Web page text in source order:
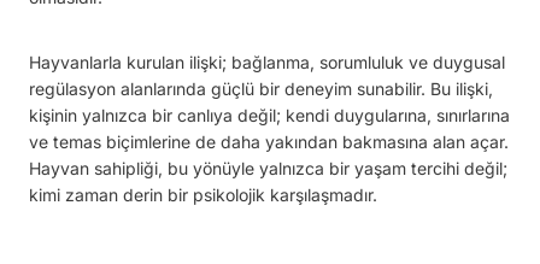
Hayvanlarla kurulan ilişki; bağlanma, sorumluluk ve duygusal
regülasyon alanlarında güçlü bir deneyim sunabilir. Bu ilişki,
kişinin yalnızca bir canlıya değil; kendi duygularına, sınırlarına
ve temas biçimlerine de daha yakından bakmasına alan açar.
Hayvan sahipliği, bu yönüyle yalnızca bir yaşam tercihi değil;
kimi zaman derin bir psikolojik karşılaşmadır.